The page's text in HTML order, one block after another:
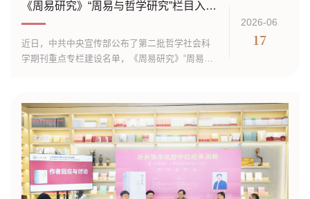
论《周易》的学说体系与学术分野”为题作学术报
乾坤二用之辞，八卦的卦象象征、六十四卦符号
之间的关系、占筮方法等核心内容均未明文记
《周易研究》“周易与哲学研究”栏目入选中宣部第二批哲学社会科学期刊重点专栏建设名单
近日，中共中央宣传部公布了第二批哲学社会科
学期刊重点专栏建设名单，《周易研究》“周易与
科学期刊坚持以习近平新时代中国特色社会主义
思想为指导，切实担当起新的文化使命，坚持正
确的政治方向、学术导向、价值取向，深化学术
研究，强化学术引领，弘扬优良学风，打造专业
特色阵地，以期刊高质量发展助力文化强国、中
国式现代化建设...
2026-06
17